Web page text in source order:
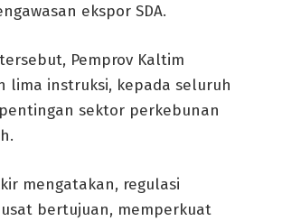
ekspor SDA.
Pemprov Kaltim
lima instruksi, kepada seluruh
sektor perkebunan
mengatakan, regulasi
bertujuan, memperkuat